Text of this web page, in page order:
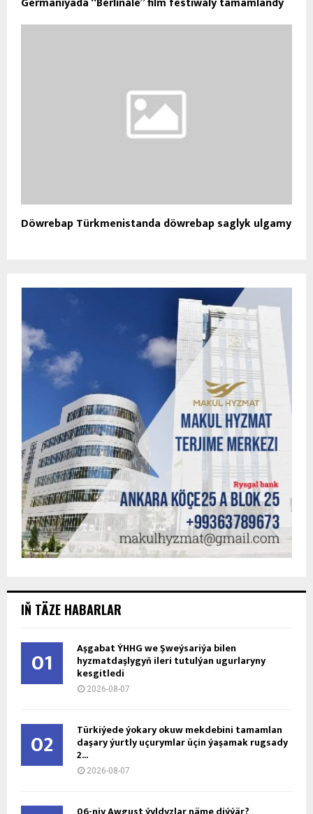
Döwrebap Türkmenistanda döwrebap saglyk ulgamy
IŇ TÄZE HABARLAR
01 Aşgabat ÝHHG we Şweýsariýa bilen
hyzmatdaşlygyň ileri tutulýan ugurlaryny
kesgitledi
2026-08-07
02 Türkiýede ýokary okuw mekdebini tamamlan
daşary ýurtly uçurymlar üçin ýaşamak rugsady
2...
2026-08-07